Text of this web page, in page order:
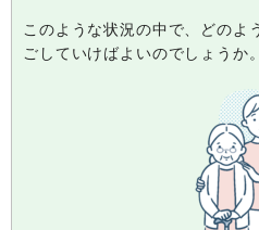
このような状況の中で、どのよ
ごしていけばよいのでしょうか。